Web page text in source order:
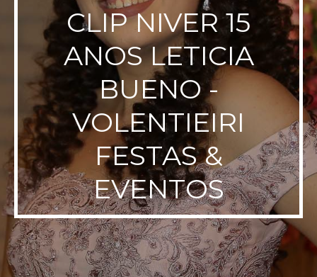
CLIP NIVER 15
ANOS LETICIA
BUENO -
VOLENTIEIRI
FESTAS &
EVENTOS